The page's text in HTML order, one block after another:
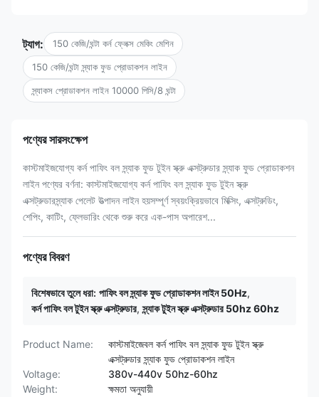
ট্যাগ: 150 কেজি/ঘন্টা কর্ন ফ্লেক্স মেকিং মেশিন
150 কেজি/ঘন্টা স্ন্যাক ফুড প্রোডাকশন লাইন
স্ন্যাকস প্রোডাকশন লাইন 10000 পিসি/8 ঘন্টা
পণ্যের সারসংক্ষেপ
কাস্টমাইজযোগ্য কর্ন পাফিং বল স্ন্যাক ফুড টুইন স্ক্রু এক্সট্রুডার স্ন্যাক ফুড প্রোডাকশন
লাইন পণ্যের বর্ণনা: কাস্টমাইজযোগ্য কর্ন পাফিং বল স্ন্যাক ফুড টুইন স্ক্রু
এক্সট্রুডারস্ন্যাক পেলেট উত্পাদন লাইন হয়সম্পূর্ণ স্বয়ংক্রিয়ভাবে মিক্সিং, এক্সট্রুডিং,
শেপিং, কাটিং, ফ্লেভারিং থেকে শুরু করে এক-পাস অপারেশ...
পণ্যের বিবরণ
বিশেষভাবে তুলে ধরা: পাফিং বল স্ন্যাক ফুড প্রোডাকশন লাইন 50Hz,
কর্ন পাফিং বল টুইন স্ক্রু এক্সট্রুডার,স্ন্যাক টুইন স্ক্রু এক্সট্রুডার 50hz 60hz
Product Name:
কাস্টমাইজেবল কর্ন পাফিং বল স্ন্যাক ফুড টুইন স্ক্রু
এক্সট্রুডার স্ন্যাক ফুড প্রোডাকশন লাইন
Voltage:
380v-440v 50hz-60hz
Weight:
ক্ষমতা অনুযায়ী